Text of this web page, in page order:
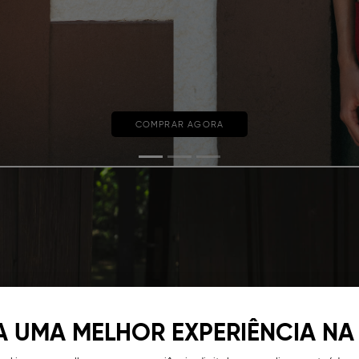
COMPRAR AGORA
UMA MELHOR EXPERIÊNCIA